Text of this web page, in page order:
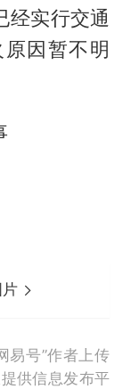
经实行交通
因暂不明
易号”作者上传
供信息发布平